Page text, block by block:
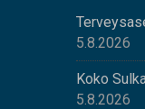
5.8.2026
Koko
5.8.2026